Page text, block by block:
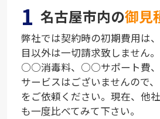
1 名古屋市内の御見
弊社では契約時の初期費用は
目以外は一切請求致しません。
○○消毒料、○○サポート費
サービスはございませんので
をご依頼ください。現在、他
も一度比べてみて下さい。